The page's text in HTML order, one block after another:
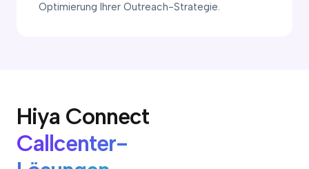
Optimierung Ihrer Outreach-Strategie.
Hiya Connect
Callcenter-